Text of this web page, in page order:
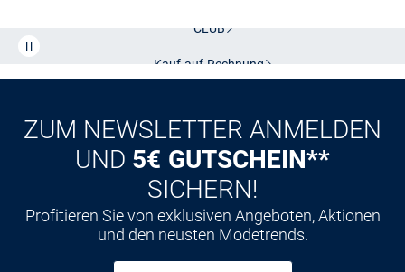
CLUB
Kauf auf Rechnung
ZUM NEWSLETTER ANMELDEN
UND 5€ GUTSCHEIN**
SICHERN!
Profitieren Sie von exklusiven Angeboten, Aktionen
und den neusten Modetrends.